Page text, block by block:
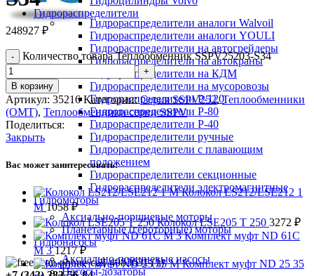
Гидрораспределители
Гидрораспределители аналоги Walvoil
Гидрораспределители аналоги YOULI
Гидрораспределители на автогрейдеры
Гидрораспределители на автокраны
Гидрораспределители на КДМ
Гидрораспределители на мусоровозы
Гидрораспределители Р-120
Гидрораспределители Р-80
Гидрораспределители Р-40
Гидрораспределители ручные
Гидрораспределители с плавающим
положением
Гидрораспределители секционные
Гидрораспределители электромагнитные
Гидромоторы
Аксиально-поршневые моторы
Планетарные (героторные) моторы
Гидронасосы
Аксиально-поршневые насосы
Насосы-дозаторы
248927 ₽
Количество товара Теплообменник SSPV25203-S34
В корзину
Артикул: 35216Категории: Серия SSPV252, Теплообменники
(OMT), Теплообменники серии SSPV
Поделиться:
Закрыть
Вас может заинтересовать:
Колокол LS212/LSE212 1
M1058₽
Колокол LSE205 T 250 3272 ₽
Комплект муфт ND 61C
M 31217₽
Комплект муфт ND 25 35